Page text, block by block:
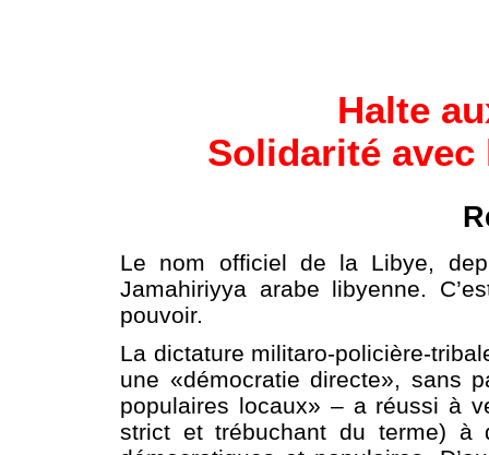
Halte
Solidarité avec
Le nom officiel de la Libye,
Jamahiriyya arabe libyenne.
pouvoir.
La dictature militaro-policière-
une «démocratie directe», sans
populaires locaux» – a réussi à
strict et trébuchant du terme) à